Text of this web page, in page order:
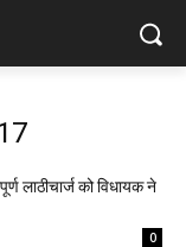
लाठीचार्ज को विधायक ने
0